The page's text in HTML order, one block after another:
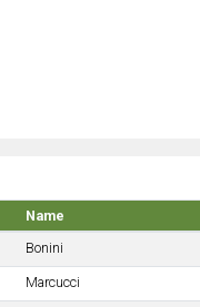
Name
Bonini
Marcucci